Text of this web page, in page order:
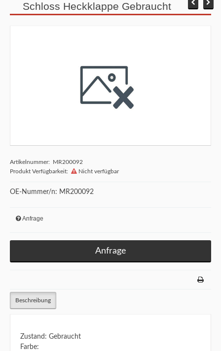
Schloss Heckklappe Gebraucht
Artikelnummer: MR200092
Produkt Verfügbarkeit:
Nicht verfügbar
OE-Nummer/n: MR200092
Anfrage
Anfrage
Beschreibung
Zustand: Gebraucht
Farbe: